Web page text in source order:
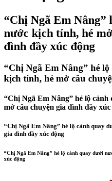
“Chị Ngã Em Nâng”
nước kịch tính, hé
đình đầy xúc động
“Chị Ngã Em Nâng” hé
kịch tính, hé mở câu
“Chị Ngã Em Nâng” hé lộ
mở câu chuyện gia đình đầy
“Chị Ngã Em Nâng” hé lộ cảnh quay
gia đình đầy xúc động
“Chị Ngã Em Nâng” hé lộ cảnh quay dưới
xúc động